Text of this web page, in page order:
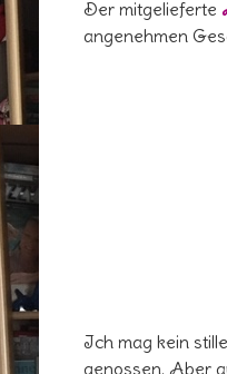
Der mitgelieferte
angenehmen
Ich mag kein
genossen. Aber